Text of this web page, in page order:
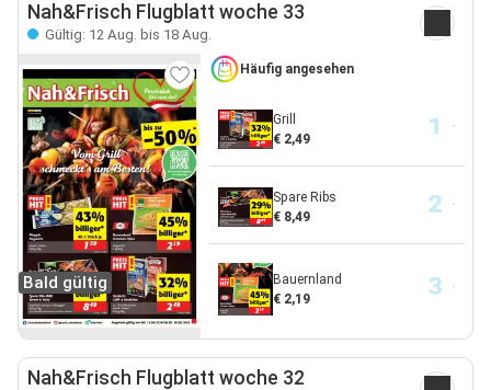
Nah&Frisch Flugblatt woche 33
Gültig: 12 Aug. bis 18 Aug.
Bald gültig
Häufig angesehen
Grill
€ 2,49
Spare Ribs
€ 8,49
Bauernland
€ 2,19
Nah&Frisch Flugblatt woche 32